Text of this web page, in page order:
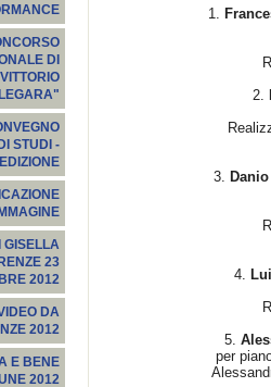
DI
STUDI -
IMMAGINE
GISELLA
23
2012
DA
2012
E BENE
2012
1.
2.
3.
4.
5.
per